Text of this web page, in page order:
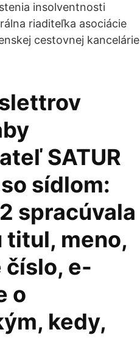
insolventnosti
riaditeľka asociácie
cestovnej kancelárie
SATUR
sídlom:
spracúvala
titul, meno,
číslo, e-
o
kedy,